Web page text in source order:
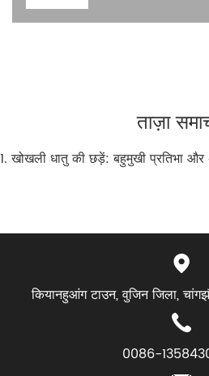
ताज़ा
1. खोखली धातु की छड़ें: बहुमुखी प्रतिभा और
कियानहुआंग टाउन, वुजिन जिला,
0086-